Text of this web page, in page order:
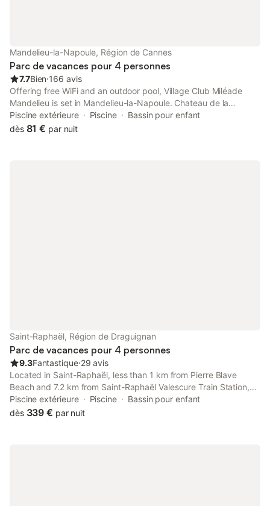
Mandelieu-la-Napoule, Région de Cannes
Parc de vacances pour 4 personnes
7.7Bien⋅166 avis
Offering free WiFi and an outdoor pool, Village Club Miléade
Mandelieu is set in Mandelieu-la-Napoule. Chateau de la
Napoule / Musee Henry-Clews is 700 metres from the property.
A sun terrace is at guests' disposal.
Piscine extérieure Piscine
Bassin pour enfant
dès 81 € par nuit
Saint-Raphaël, Région de Draguignan
Parc de vacances pour 4 personnes
9.3Fantastique⋅29 avis
Located in Saint-Raphaël, less than 1 km from Pierre Blave
Beach and 7.2 km from Saint-Raphaël Valescure Train Station,
Mobile Evasion OKPL Chalet vue mer offers a bar and air
conditioning. This property offers a heated pool and free private
Piscine extérieure Piscine
Bassin pour enfant
dès 339 € par nuit